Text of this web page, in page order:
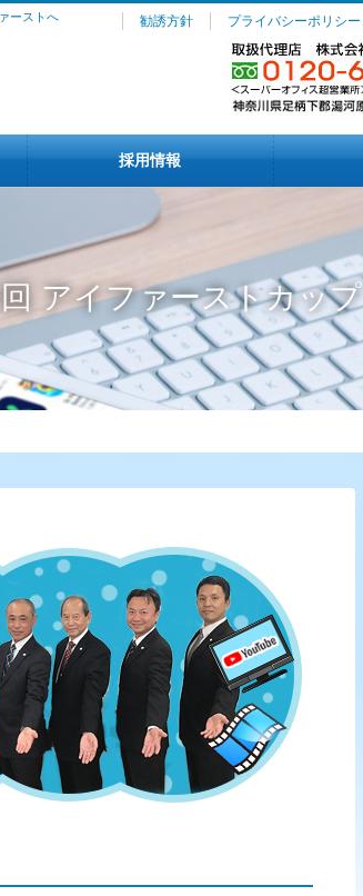
ーストへ 勧誘方針 プライバシーポリシー
採用情報
アイファーストカップ